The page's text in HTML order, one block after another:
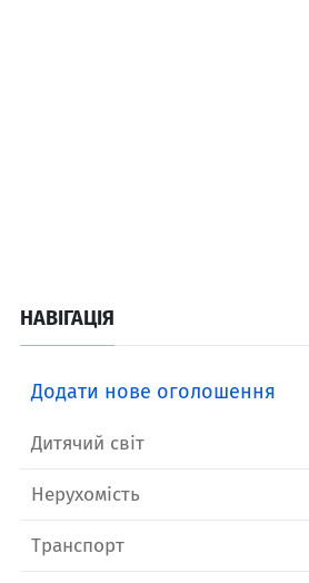
НАВІГАЦІЯ
Додати нове оголошення
Дитячий світ
Нерухомість
Транспорт